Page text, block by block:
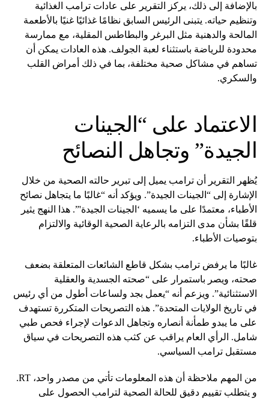
بالإضافة إلى ذلك، يركز التقرير على عادات ترامب الغذائية
وتنظيم حياته. يتبنى الرئيس السابق نظامًا غذائيًا غنيًا بالأطعمة
المالحة والدهنية مثل البرغر والبطاطس المقلية، مع ممارسة
محدودة للرياضة باستثناء لعبة الجولف. هذه العادات يمكن أن
تساهم في مشاكل صحية مختلفة، بما في ذلك أمراض القلب
والسكري.
الاعتماد على “الجينات
الجيدة” وتجاهل النصائح
يُظهر التقرير أن ترامب يميل إلى تبرير حالته الصحية من خلال
الإشارة إلى “الجينات الجيدة”. ويؤكد أنه “غالبًا ما يتجاهل نصائح
الأطباء، معتمدًا على ما يسميه ‘الجينات الجيدة'”. هذا النهج يثير
قلقًا بشأن مدى التزامه بالرعاية الصحية الوقائية والالتزام
بتوصيات الأطباء.
غالبًا ما يرفض ترامب بشكل قاطع الشائعات المتعلقة بضعف
صحته، ويصر باستمرار على “صحته الجسدية والعقلية
الاستثنائية”. ويزعم أنه “يعمل بجد ولساعات أطول من أي رئيس
في تاريخ الولايات المتحدة”. هذه التصريحات المتكررة تستهدف
على ما يبدو طمأنة أنصاره وتجاهل الدعوات لإجراء فحص طبي
شامل. الرأي العام يراقب عن كثب هذه التصريحات في سياق
مستقبل ترامب السياسي.
من المهم ملاحظة أن هذه المعلومات تأتي من مصدر واحد، RT.
و يتطلب تقييم دقيق للحالة الصحية لترامب الحصول على